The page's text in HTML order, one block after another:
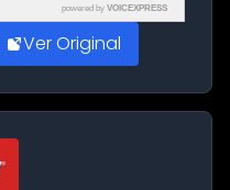
powered by VOICEXPRESS
Ver Original